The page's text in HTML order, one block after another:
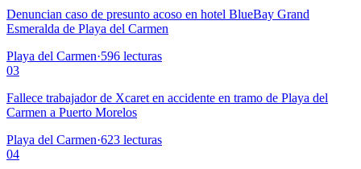
Denuncian caso de presunto acoso en hotel BlueBay Grand
Esmeralda de Playa del Carmen
Playa del Carmen·596 lecturas
03
Fallece trabajador de Xcaret en accidente en tramo de Playa del
Carmen a Puerto Morelos
Playa del Carmen·623 lecturas
04